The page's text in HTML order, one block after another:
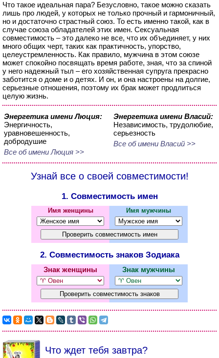
Что такое идеальная пара? Безусловно, такое можно сказать
лишь про людей, у которых не только прочный и гармоничный,
но и достаточно страстный союз. То есть именно такой, как в
случае союза обладателей этих имен. Сексуальная
совместимость – это далеко не все, что их объединяет, у них
много общих черт, таких как практичность, упорство,
целеустремленность. Как правило, мужчина в этом союзе
может спокойно посвящать время работе, зная, что за спиной
у него надежный тыл – его хозяйственная супруга прекрасно
заботится о доме и о детях. И он, и она настроены на долгие,
серьезные отношения, поэтому их брак может продлиться
целую жизнь.
Энергетика имени Люция:
Энергичность,
уравновешенность,
добродушие
Все об имени Люция >>
Энергетика имени Власий:
Независимость, трудолюбие,
серьезность
Все об имени Власий >>
Узнай все о своей совместимости!
1. Совместимость имен
Имя женщины Имя мужчины
2. Совместимость знаков Зодиака
Знак женщины Знак мужчины
Что ждет тебя завтра?